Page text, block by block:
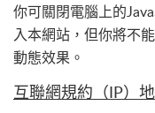
你可關閉電腦上的
入本網站，但你將不
動態效果。
互聯網規約（IP）